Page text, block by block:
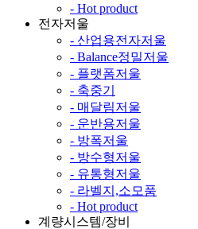
- Hot product
전자저울
- 산업용전자저울
- Balance정밀저울
- 플랫폼저울
- 축중기
- 매달림저울
- 운반용저울
- 방폭저울
- 방수형저울
- 유통형저울
- 라벨지,소모품
- Hot product
계량시스템/장비